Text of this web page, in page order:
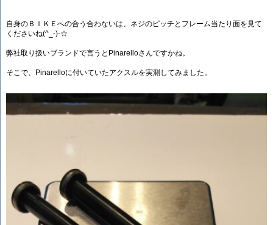
自身のＢＩＫＥへの合う合わないは、ネジのピッチとフレーム当たり面を見て
くださいね(^_-)-☆
弊社取り扱いブランドで言うとPinarelloさんですかね。
そこで、Pinarelloに付いていたアクスルを実測してみました。